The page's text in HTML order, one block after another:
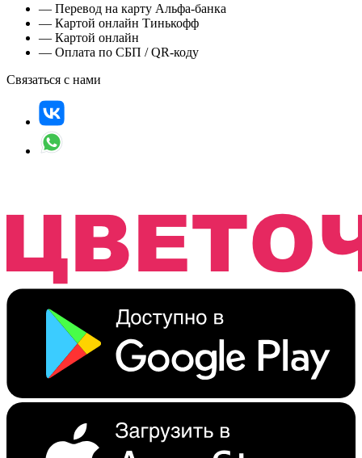
— Перевод на карту Альфа-банка
— Картой онлайн Тинькофф
— Картой онлайн
— Оплата по СБП / QR-коду
Связаться с нами